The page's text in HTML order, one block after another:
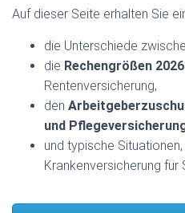
Auf dieser Seite erhalten Sie
die Unterschiede
die Rechengrößen 2026
Rentenversicherung,
den
und
und typische
Krankenversicherung für